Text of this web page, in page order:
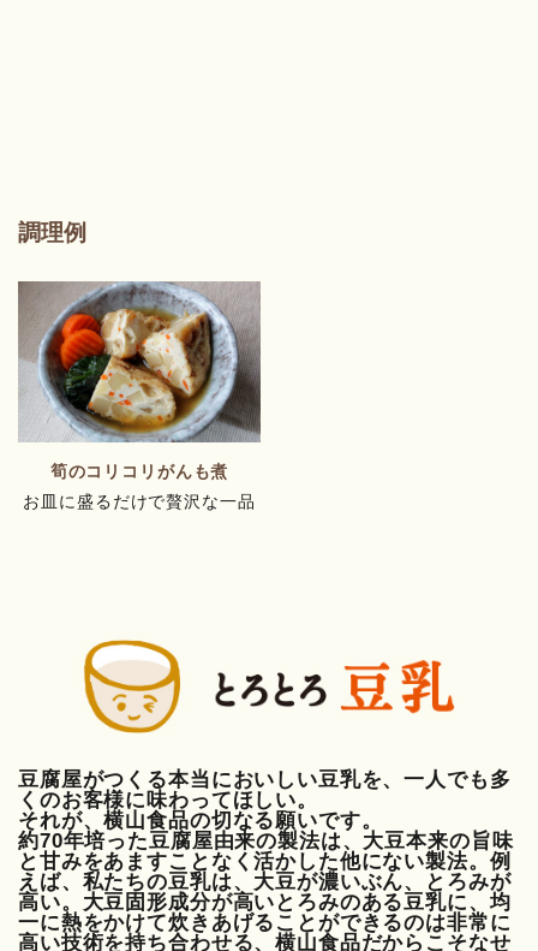
調理例
筍のコリコリがんも煮
お皿に盛るだけで贅沢な一品
豆腐屋がつくる本当においしい豆乳を、一人でも多
くのお客様に味わってほしい。
それが、横山食品の切なる願いです。
約70年培った豆腐屋由来の製法は、大豆本来の旨味
と甘みをあますことなく活かした他にない製法。例
えば、私たちの豆乳は、大豆が濃いぶん、とろみが
高い。大豆固形成分が高いとろみのある豆乳に、均
一に熱をかけて炊きあげることができるのは非常に
高い技術を持ち合わせる、横山食品だからこそなせ